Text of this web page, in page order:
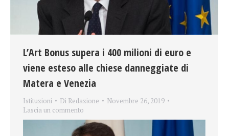
L’Art Bonus supera i 400 milioni di euro e
viene esteso alle chiese danneggiate di
Matera e Venezia
Istituzioni Di Redazione
Novembre 26, 2019
Lascia un commento